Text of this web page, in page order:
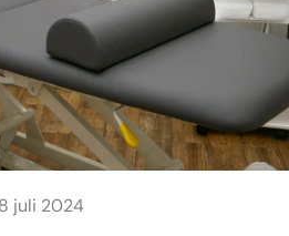
8 juli 2024